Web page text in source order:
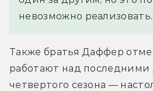
невозможно реализовать.
Также братья Даффер
работают над последними
четвертого сезона —